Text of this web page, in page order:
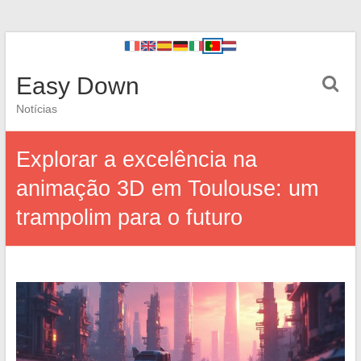
Easy Down
Notícias
Explorar a excelência na
animação 3D em Toulouse: um
trampolim para o futuro